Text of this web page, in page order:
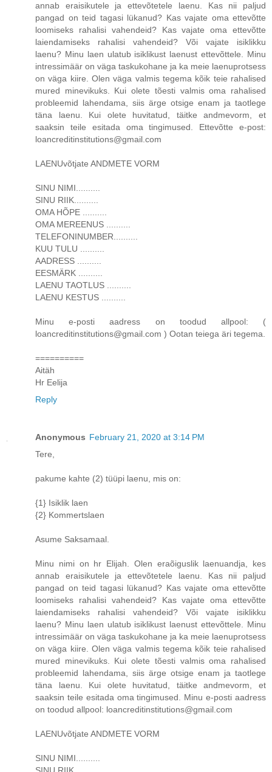
annab eraisikutele ja ettevõtetele laenu. Kas nii paljud
pangad on teid tagasi lükanud? Kas vajate oma ettevõtte
loomiseks rahalisi vahendeid? Kas vajate oma ettevõtte
laiendamiseks rahalisi vahendeid? Või vajate isiklikku
laenu? Minu laen ulatub isiklikust laenust ettevõttele. Minu
intressimäär on väga taskukohane ja ka meie laenuprotsess
on väga kiire. Olen väga valmis tegema kõik teie rahalised
mured minevikuks. Kui olete tõesti valmis oma rahalised
probleemid lahendama, siis ärge otsige enam ja taotlege
täna laenu. Kui olete huvitatud, täitke andmevorm, et
saaksin teile esitada oma tingimused. Ettevõtte e-post:
loancreditinstitutions@gmail.com
LAENUvõtjate ANDMETE VORM
SINU NIMI..........
SINU RIIK..........
OMA HÕPE ..........
OMA MEREENUS ..........
TELEFONINUMBER..........
KUU TULU ..........
AADRESS ..........
EESMÄRK ..........
LAENU TAOTLUS ..........
LAENU KESTUS ..........
Minu e-posti aadress on toodud allpool: (
loancreditinstitutions@gmail.com ) Ootan teiega äri tegema.
==========
Aitäh
Hr Eelija
Reply
Anonymous February 21, 2020 at 3:14 PM
Tere,
pakume kahte (2) tüüpi laenu, mis on:
{1} Isiklik laen
{2} Kommertslaen
Asume Saksamaal.
Minu nimi on hr Elijah. Olen eraõiguslik laenuandja, kes
annab eraisikutele ja ettevõtetele laenu. Kas nii paljud
pangad on teid tagasi lükanud? Kas vajate oma ettevõtte
loomiseks rahalisi vahendeid? Kas vajate oma ettevõtte
laiendamiseks rahalisi vahendeid? Või vajate isiklikku
laenu? Minu laen ulatub isiklikust laenust ettevõttele. Minu
intressimäär on väga taskukohane ja ka meie laenuprotsess
on väga kiire. Olen väga valmis tegema kõik teie rahalised
mured minevikuks. Kui olete tõesti valmis oma rahalised
probleemid lahendama, siis ärge otsige enam ja taotlege
täna laenu. Kui olete huvitatud, täitke andmevorm, et
saaksin teile esitada oma tingimused. Minu e-posti aadress
on toodud allpool: loancreditinstitutions@gmail.com
LAENUvõtjate ANDMETE VORM
SINU NIMI..........